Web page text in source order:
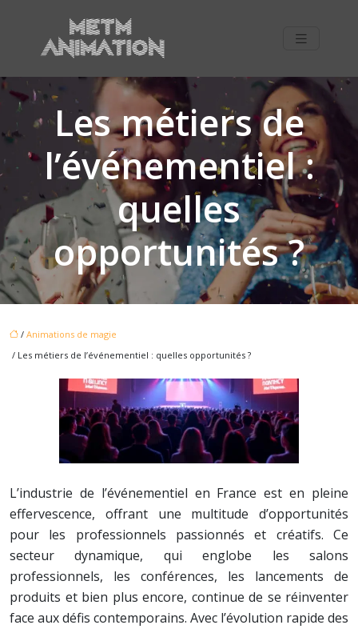
Les métiers de
l’événementiel :
quelles
opportunités ?
/ Animations de magie
/ Les métiers de l’événementiel : quelles opportunités ?
L’industrie de l’événementiel en France est en pleine
effervescence, offrant une multitude d’opportunités
pour les professionnels passionnés et créatifs. Ce
secteur dynamique, qui englobe les salons
professionnels, les conférences, les lancements de
produits et bien plus encore, continue de se réinventer
face aux défis contemporains. Avec l’évolution rapide des